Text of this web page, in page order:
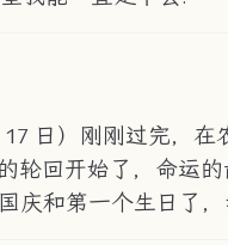
日）刚刚过完，
轮回开始了，命运
庆和第一个生日了